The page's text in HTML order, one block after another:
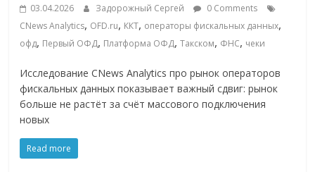
ритейле,
логистике,
технологиях,
соцсетях
03.04.2026 Задорожный Сергей
0 Comments
CNews Analytics, OFD.ru, ККТ, операторы фискальных данных,
офд, Первый ОФД, Платформа ОФД,Такском, ФНС, чеки
Исследование CNews Analytics про рынок операторов
фискальных данных показывает важный сдвиг: рынок
больше не растёт за счёт массового подключения
новых
Read more